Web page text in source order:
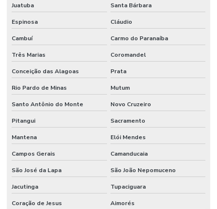
Juatuba Santa Bárbara
Espinosa Cláudio
Cambuí Carmo do Paranaíba
Três Marias Coromandel
Conceição das Alagoas Prata
Rio Pardo de Minas Mutum
Santo Antônio do Monte Novo Cruzeiro
Pitangui Sacramento
Mantena Elói Mendes
Campos Gerais Camanducaia
São José da Lapa São João Nepomuceno
Jacutinga Tupaciguara
Coração de Jesus Aimorés